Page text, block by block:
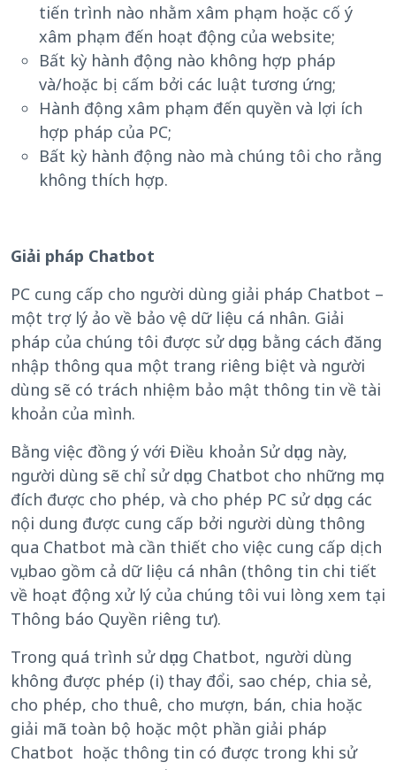
tiến trình nào nhằm xâm phạm hoặc cố ý
xâm phạm đến hoạt động của website;
Bất kỳ hành động nào không hợp pháp
và/hoặc bị cấm bởi các luật tương ứng;
Hành động xâm phạm đến quyền và lợi ích
hợp pháp của PC;
Bất kỳ hành động nào mà chúng tôi cho rằng
không thích hợp.
Giải pháp Chatbot
PC cung cấp cho người dùng giải pháp Chatbot –
một trợ lý ảo về bảo vệ dữ liệu cá nhân. Giải
pháp của chúng tôi được sử dụng bằng cách đăng
nhập thông qua một trang riêng biệt và người
dùng sẽ có trách nhiệm bảo mật thông tin về tài
khoản của mình.
Bằng việc đồng ý với Điều khoản Sử dụng này,
người dùng sẽ chỉ sử dụng Chatbot cho những mục
đích được cho phép, và cho phép PC sử dụng các
nội dung được cung cấp bởi người dùng thông
qua Chatbot mà cần thiết cho việc cung cấp dịch
vụ, bao gồm cả dữ liệu cá nhân (thông tin chi tiết
về hoạt động xử lý của chúng tôi vui lòng xem tại
Thông báo Quyền riêng tư).
Trong quá trình sử dụng Chatbot, người dùng
không được phép (i) thay đổi, sao chép, chia sẻ,
cho phép, cho thuê, cho mượn, bán, chia hoặc
giải mã toàn bộ hoặc một phần giải pháp
Chatbot hoặc thông tin có được trong khi sử